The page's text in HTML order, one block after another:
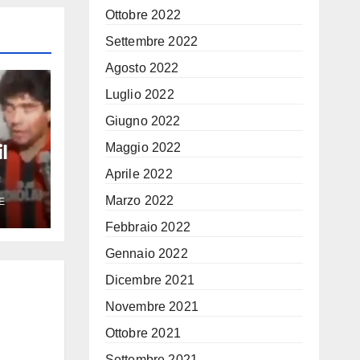
di
Ottobre 2022
Settembre 2022
Agosto 2022
Luglio 2022
Giugno 2022
Maggio 2022
Aprile 2022
Marzo 2022
Febbraio 2022
Gennaio 2022
Dicembre 2021
Novembre 2021
Ottobre 2021